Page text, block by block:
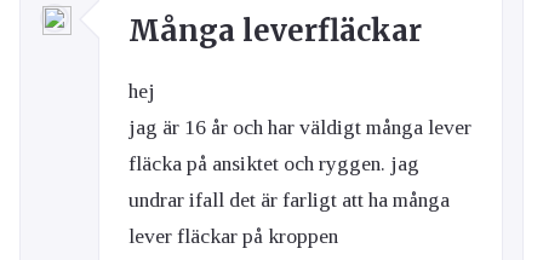
Många leverfläckar
hej
jag är 16 år och har väldigt många lever
fläcka på ansiktet och ryggen. jag
undrar ifall det är farligt att ha många
lever fläckar på kroppen